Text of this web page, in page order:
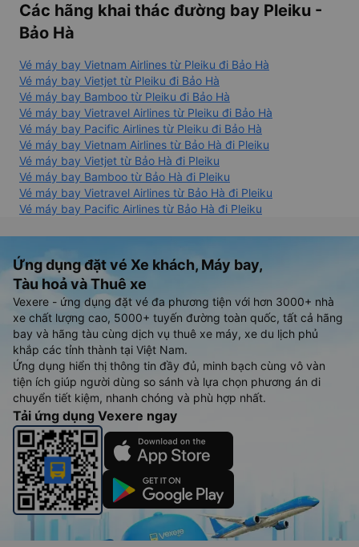
Các hãng khai thác đường bay Pleiku -
Bảo Hà
Vé máy bay Vietnam Airlines từ Pleiku đi Bảo Hà
Vé máy bay Vietjet từ Pleiku đi Bảo Hà
Vé máy bay Bamboo từ Pleiku đi Bảo Hà
Vé máy bay Vietravel Airlines từ Pleiku đi Bảo Hà
Vé máy bay Pacific Airlines từ Pleiku đi Bảo Hà
Vé máy bay Vietnam Airlines từ Bảo Hà đi Pleiku
Vé máy bay Vietjet từ Bảo Hà đi Pleiku
Vé máy bay Bamboo từ Bảo Hà đi Pleiku
Vé máy bay Vietravel Airlines từ Bảo Hà đi Pleiku
Vé máy bay Pacific Airlines từ Bảo Hà đi Pleiku
Ứng dụng đặt vé Xe khách, Máy bay,
Tàu hoả và Thuê xe
Vexere - ứng dụng đặt vé đa phương tiện với hơn 3000+ nhà
xe chất lượng cao, 5000+ tuyến đường toàn quốc, tất cả hãng
bay và hãng tàu cùng dịch vụ thuê xe máy, xe du lịch phủ
khắp các tỉnh thành tại Việt Nam.
Ứng dụng hiển thị thông tin đầy đủ, minh bạch cùng vô vàn
tiện ích giúp người dùng so sánh và lựa chọn phương án di
chuyển tiết kiệm, nhanh chóng và phù hợp nhất.
Tải ứng dụng Vexere ngay